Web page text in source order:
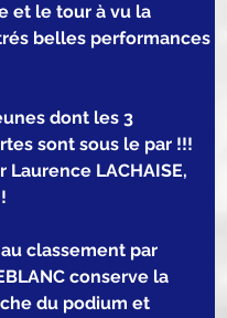
et le tour à vu la
belles performances
dont les 3
sont sous le par !!!
Laurence LACHAISE,
classement par
conserve la
du podium et